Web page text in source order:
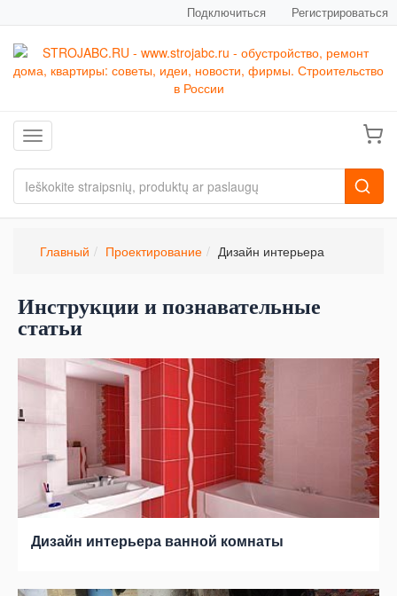
Подключиться Регистрироваться
Toggle navigation
Главный Проектирование Дизайн интерьера
Инструкции и познавательные
статьи
Дизайн интерьера ванной комнаты